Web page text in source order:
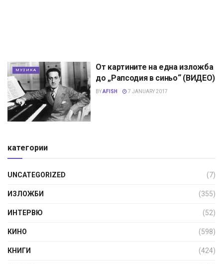
МУЗИКА
От картините на една изложба
до „Рапсодия в синьо“ (ВИДЕО)
BYAFISH 7 JANUARY 2017
категории
UNCATEGORIZED (7)
ИЗЛОЖБИ (355)
ИНТЕРВЮ (52)
КИНО (598)
КНИГИ (424)